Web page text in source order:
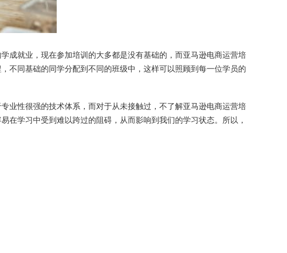
成就业，现在参加培训的大多都是没有基础的，而亚马逊电商运营培
不同基础的同学分配到不同的班级中，这样可以照顾到每一位学员的
业性很强的技术体系，而对于从未接触过，不了解亚马逊电商运营培
学习中受到难以跨过的阻碍，从而影响到我们的学习状态。所以，